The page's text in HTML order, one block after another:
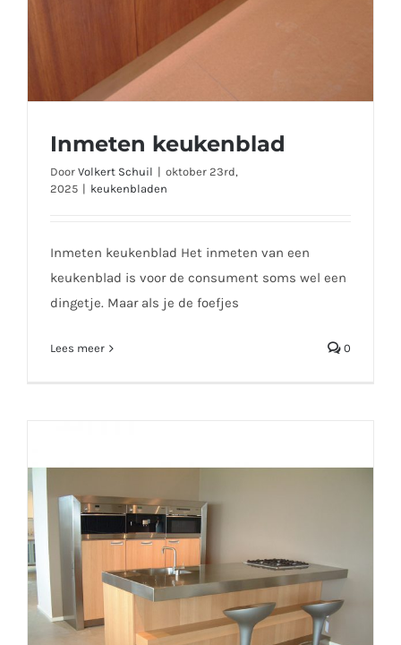
Inmeten keukenblad
Door Volkert Schuil | oktober 23rd,
2025 | keukenbladen
Inmeten keukenblad Het inmeten van een
keukenblad is voor de consument soms wel een
dingetje. Maar als je de foefjes
Lees meer 0